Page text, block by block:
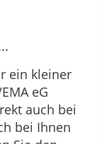
ein kleiner
eG
auch bei
bei Ihnen